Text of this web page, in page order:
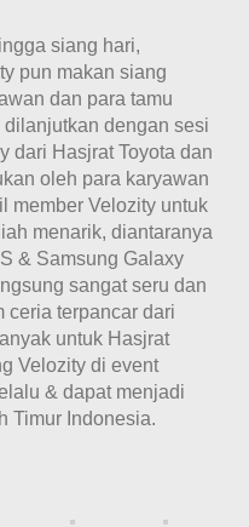
siang hari,
pun makan siang
dan para tamu
dengan sesi
dari Hasjrat Toyota dan
oleh para karyawan
member Velozity untuk
menarik, diantaranya
& Samsung Galaxy
sangat seru dan
ceria terpancar dari
untuk Hasjrat
Velozity di event
& dapat menjadi
Timur Indonesia.